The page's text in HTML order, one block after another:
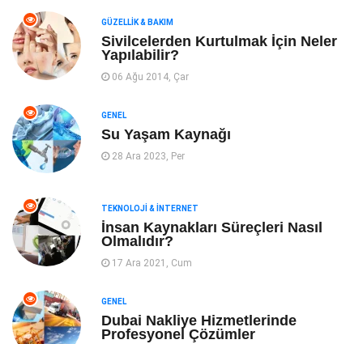
Makine
Giyim
Yeme & İçme
Keyif & Hobi Organizasyon
Gayrimenkul Spor
Finans& Ekonomi Anne & Çocuk
Genel Kültür
GÜZELLIK & BAKIM
Sivilcelerden Kurtulmak İçin Neler
Yapılabilir?
06 Ağu 2014, Çar
GENEL
Su Yaşam Kaynağı
28 Ara 2023, Per
TEKNOLOJI & İNTERNET
İnsan Kaynakları Süreçleri Nasıl
Olmalıdır?
17 Ara 2021, Cum
GENEL
Dubai Nakliye Hizmetlerinde
Profesyonel Çözümler